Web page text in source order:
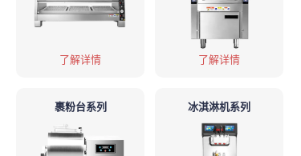
了解详情
了解详情
冰淇淋机系列
裹粉台系列